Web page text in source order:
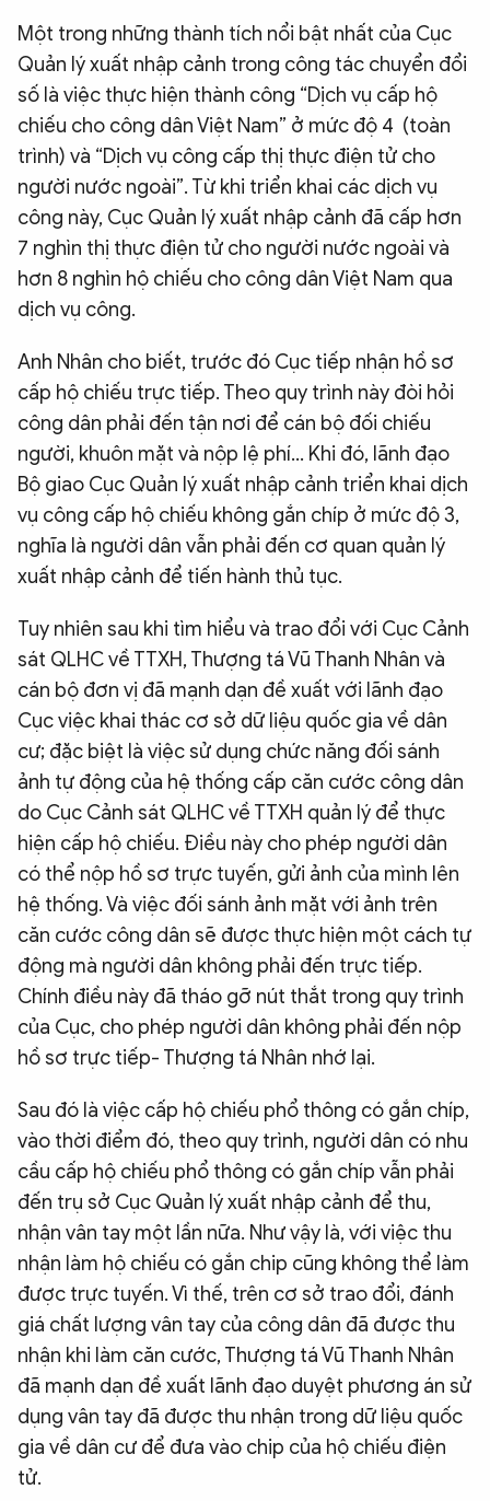
Một trong những thành tích nổi bật nhất của Cục
Quản lý xuất nhập cảnh trong công tác chuyển đổi
số là việc thực hiện thành công “Dịch vụ cấp hộ
chiếu cho công dân Việt Nam” ở mức độ 4 (toàn
trình) và “Dịch vụ công cấp thị thực điện tử cho
người nước ngoài”. Từ khi triển khai các dịch vụ
công này, Cục Quản lý xuất nhập cảnh đã cấp hơn
7 nghìn thị thực điện tử cho người nước ngoài và
hơn 8 nghìn hộ chiếu cho công dân Việt Nam qua
dịch vụ công.
Anh Nhân cho biết, trước đó Cục tiếp nhận hồ sơ
cấp hộ chiếu trực tiếp. Theo quy trình này đòi hỏi
công dân phải đến tận nơi để cán bộ đối chiếu
người, khuôn mặt và nộp lệ phí… Khi đó, lãnh đạo
Bộ giao Cục Quản lý xuất nhập cảnh triển khai dịch
vụ công cấp hộ chiếu không gắn chíp ở mức độ 3,
nghĩa là người dân vẫn phải đến cơ quan quản lý
xuất nhập cảnh để tiến hành thủ tục.
Tuy nhiên sau khi tìm hiểu và trao đổi với Cục Cảnh
sát QLHC về TTXH, Thượng tá Vũ Thanh Nhân và
cán bộ đơn vị đã mạnh dạn đề xuất với lãnh đạo
Cục việc khai thác cơ sở dữ liệu quốc gia về dân
cư; đặc biệt là việc sử dụng chức năng đối sánh
ảnh tự động của hệ thống cấp căn cước công dân
do Cục Cảnh sát QLHC về TTXH quản lý để thực
hiện cấp hộ chiếu. Điều này cho phép người dân
có thể nộp hồ sơ trực tuyến, gửi ảnh của mình lên
hệ thống. Và việc đối sánh ảnh mặt với ảnh trên
căn cước công dân sẽ được thực hiện một cách tự
động mà người dân không phải đến trực tiếp.
Chính điều này đã tháo gỡ nút thắt trong quy trình
của Cục, cho phép người dân không phải đến nộp
hồ sơ trực tiếp- Thượng tá Nhân nhớ lại.
Sau đó là việc cấp hộ chiếu phổ thông có gắn chíp,
vào thời điểm đó, theo quy trình, người dân có nhu
cầu cấp hộ chiếu phổ thông có gắn chíp vẫn phải
đến trụ sở Cục Quản lý xuất nhập cảnh để thu,
nhận vân tay một lần nữa. Như vậy là, với việc thu
nhận làm hộ chiếu có gắn chip cũng không thể làm
được trực tuyến. Vì thế, trên cơ sở trao đổi, đánh
giá chất lượng vân tay của công dân đã được thu
nhận khi làm căn cước, Thượng tá Vũ Thanh Nhân
đã mạnh dạn đề xuất lãnh đạo duyệt phương án sử
dụng vân tay đã được thu nhận trong dữ liệu quốc
gia về dân cư để đưa vào chip của hộ chiếu điện
tử.